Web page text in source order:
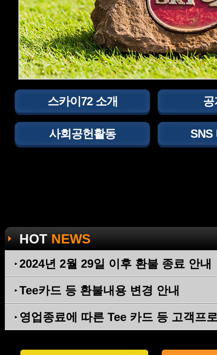
스카이72 소개 공
사회공헌활동 SNS
HOTNEWS
2024년 2월 29일 이후 환불 종료 안내
Tee카드 등 환불내용 변경 안내
영업종료에 따른 Tee 카드 등 고객프